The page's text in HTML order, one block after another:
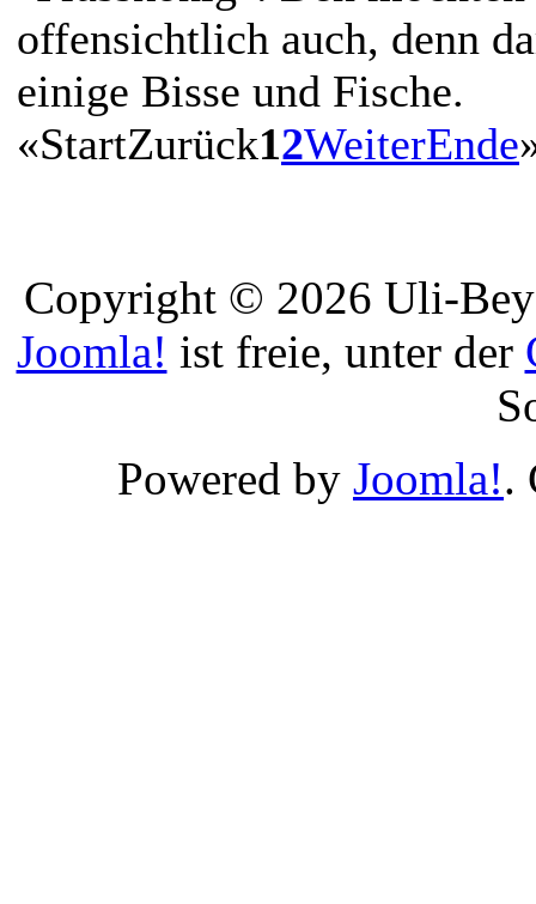
offensichtlich auch, denn
einige Bisse und Fische.
«StartZurück12WeiterEnde
Copyright © 2026 Uli-
Joomla! ist freie, unter der
Powered by Joomla!.